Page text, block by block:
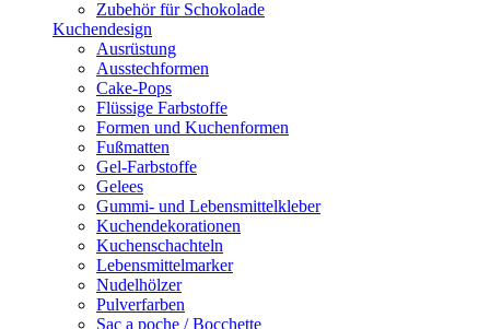
Zubehör für Schokolade
Kuchendesign
Ausrüstung
Ausstechformen
Cake-Pops
Flüssige Farbstoffe
Formen und Kuchenformen
Fußmatten
Gel-Farbstoffe
Gelees
Gummi- und Lebensmittelkleber
Kuchendekorationen
Kuchenschachteln
Lebensmittelmarker
Nudelhölzer
Pulverfarben
Sac a poche / Bocchette